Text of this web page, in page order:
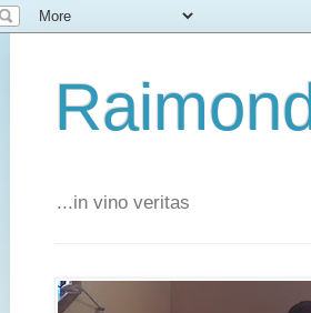
...in vino veritas